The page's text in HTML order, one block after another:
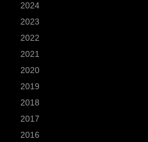
2024
2023
2022
2021
2020
2019
2018
2017
2016